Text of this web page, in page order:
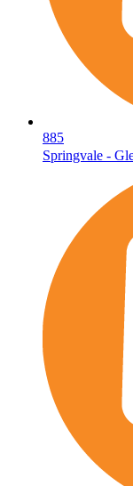
885
Springvale -